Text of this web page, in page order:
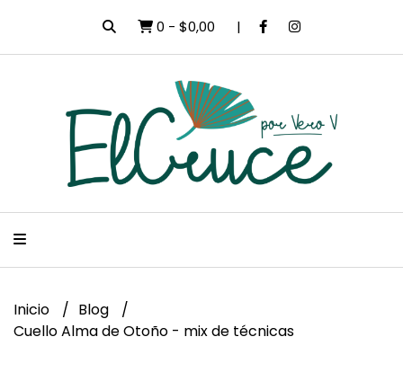
0 - $0,00
Inicio
Blog
Cuello Alma de Otoño - mix de técnicas